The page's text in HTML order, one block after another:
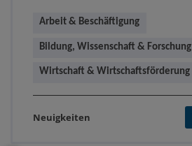
Arbeit & Beschäftigung
Bildung, Wissenschaft & Forschung
Wirtschaft & Wirtschaftsförderung
Neuigkeiten